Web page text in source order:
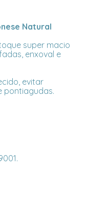
Natural
super macio
enxoval e
evitar
pontiagudas.